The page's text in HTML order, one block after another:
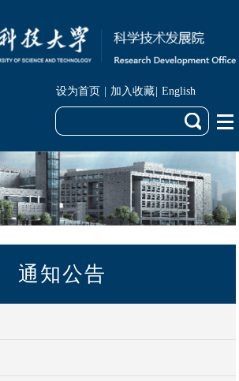
设为首页 | 加入收藏| English
通知公告